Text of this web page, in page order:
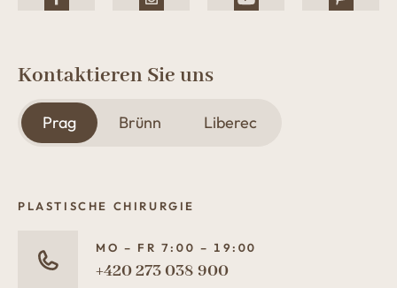
Kontaktieren Sie uns
Prag Brünn Liberec
PLASTISCHE CHIRURGIE
MO – FR 7:00 – 19:00
+420 273 038 900